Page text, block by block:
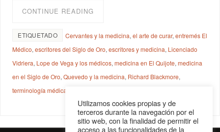
CONTINUE READING
ETIQUETADO Cervantes y la medicina,el arte de curar,entremés El
Médico,escritores del Siglo de Oro,escritores y medicina, Licenciado
Vidriera, Lope de Vega y los médicos,medicina en El Quijote,medicina
en el Siglo de Oro,Quevedo y la medicina, Richard Blackmore,
terminología médica en El Quijote
Utilizamos cookies propias y de
terceros durante la navegación por el
sitio web, con la finalidad de permitir el
acceso a las funcionalidades de la